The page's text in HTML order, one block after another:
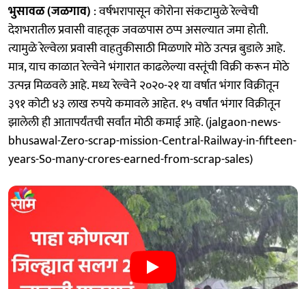
भुसावळ (जळगाव) : वर्षभरापासून कोरोना संकटामुळे रेल्वेची
देशभरातील प्रवासी वाहतूक जवळपास ठप्प असल्यात जमा होती.
त्यामुळे रेल्वेला प्रवासी वाहतुकीसाठी मिळणारे मोठे उत्पन्न बुडाले आहे.
मात्र, याच काळात रेल्वेने भंगारात काढलेल्या वस्तूंची विक्री करून मोठे
उत्पन्न मिळवले आहे. मध्य रेल्वेने २०२०-२१ या वर्षात भंगार विक्रीतून
३९१ कोटी ४३ लाख रुपये कमावले आहेत. १५ वर्षांत भंगार विक्रीतून
झालेली ही आतापर्यंतची सर्वांत मोठी कमाई आहे. (jalgaon-news-
bhusawal-Zero-scrap-mission-Central-Railway-in-fifteen-
years-So-many-crores-earned-from-scrap-sales)